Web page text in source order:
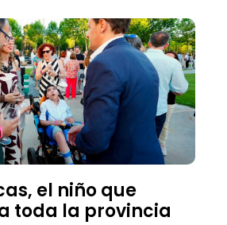
el niño que
toda la provincia